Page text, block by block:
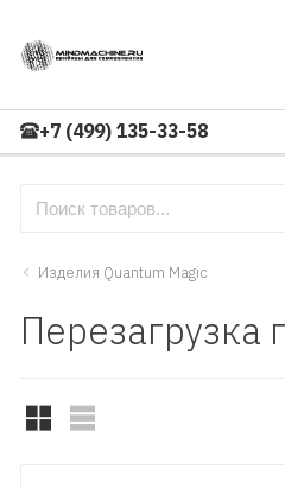
+7 (499) 135-33-58
Изделия Quantum Magic
Перезагрузка